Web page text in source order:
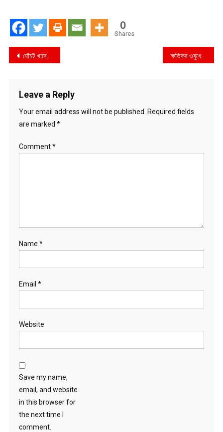
0
Shares
Post
হোঁচট খাবে রপ্তানি ক্ষতিকর ওষুধে স্বাস্থ্য ঝুঁকিতে জনসাধারণ
Leave a Reply
Your email address will not be published. Required fields
are marked *
Comment*
Name *
Email *
Website
Save my name,
email, and website
in this browser for
the next time I
comment.